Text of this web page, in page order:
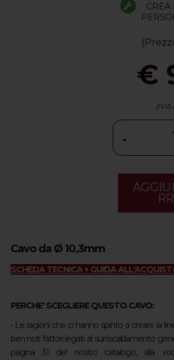
CREA
€
(IVA
-
Cavo da Ø 10,3mm
SCHEDA TECNICA + GUIDA
PERCHE' SCEGLIERE QUESTO CAVO:
• Le ragioni che ci hanno spinto a creare la
ben noti fattori legati al surriscaldamento
pagina 31 del nostro catalogo, alla